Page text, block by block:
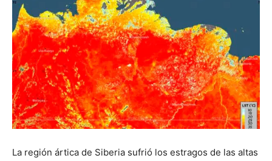
La región ártica de Siberia sufrió los estragos de las altas